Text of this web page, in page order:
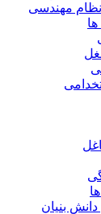
مهندسی
بنیان